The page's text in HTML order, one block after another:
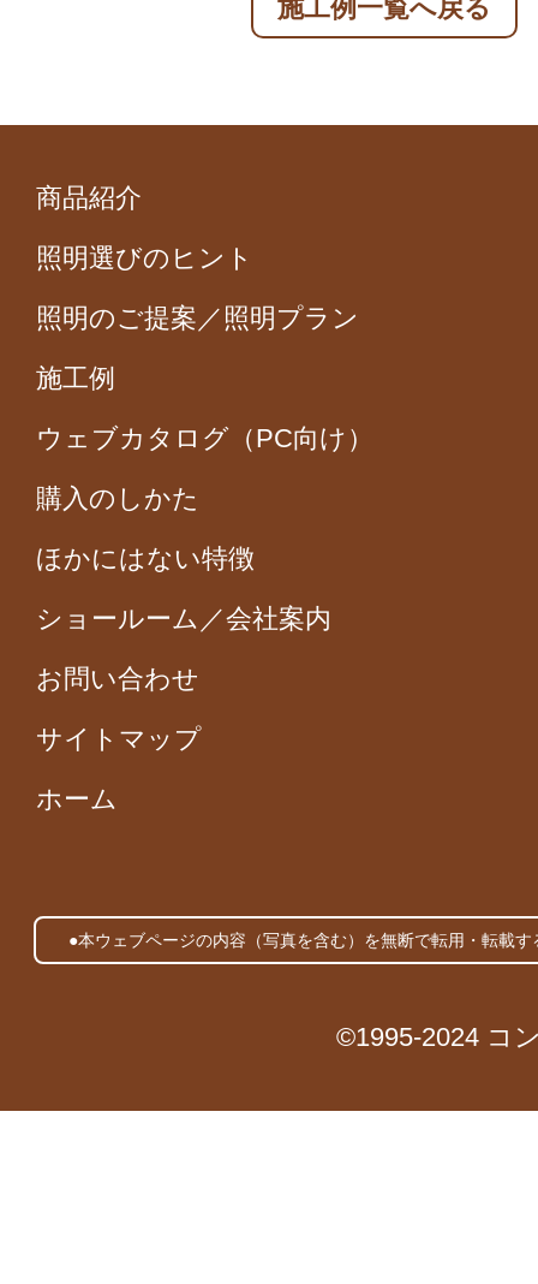
施工例一覧へ戻る
商品紹介
照明選びのヒント
照明のご提案／照明プラン
施工例
ウェブカタログ（PC向け）
購入のしかた
ほかにはない特徴
ショールーム／会社案内
お問い合わせ
サイトマップ
ホーム
●本ウェブページの内容（写真を含む）を無断で転用・転載
©1995-2024 コ